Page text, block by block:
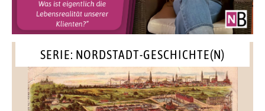
SERIE: NORDSTADT-GESCHICHTE(N)